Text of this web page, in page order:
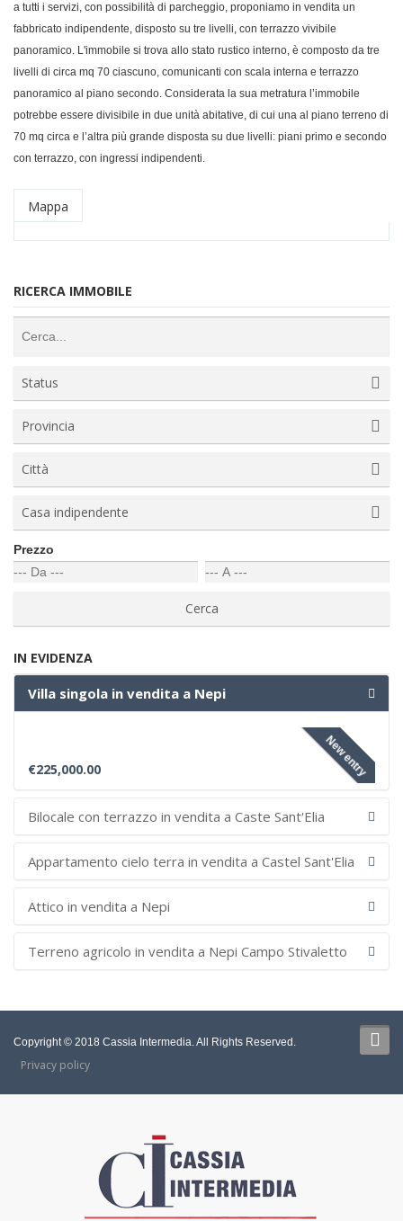
a tutti i servizi, con possibilità di parcheggio, proponiamo in vendita un
fabbricato indipendente, disposto su tre livelli, con terrazzo vivibile
panoramico. L'immobile si trova allo stato rustico interno, è composto da tre
livelli di circa mq 70 ciascuno, comunicanti con scala interna e terrazzo
panoramico al piano secondo. Considerata la sua metratura l’immobile
potrebbe essere divisibile in due unità abitative, di cui una al piano terreno di
70 mq circa e l’altra più grande disposta su due livelli: piani primo e secondo
con terrazzo, con ingressi indipendenti.
Mappa
RICERCA IMMOBILE
Status
Provincia
Città
Casa indipendente
Prezzo
IN EVIDENZA
Villa singola in vendita a Nepi
New entry
€225,000.00
Bilocale con terrazzo in vendita a Caste Sant'Elia
Appartamento cielo terra in vendita a Castel Sant'Elia
Attico in vendita a Nepi
Terreno agricolo in vendita a Nepi Campo Stivaletto
Copyright © 2018 Cassia Intermedia. All Rights Reserved.
Privacy policy